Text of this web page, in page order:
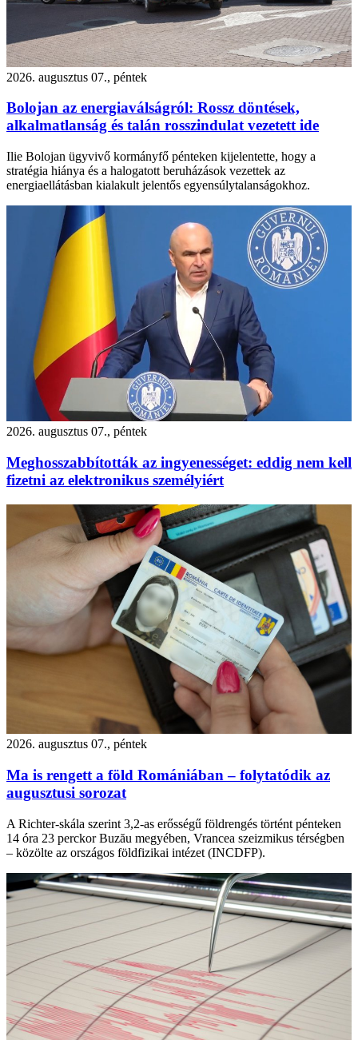
2026. augusztus 07., péntek
Bolojan az energiaválságról: Rossz döntések,
alkalmatlanság és talán rosszindulat vezetett ide
Ilie Bolojan ügyvivő kormányfő pénteken kijelentette, hogy a
stratégia hiánya és a halogatott beruházások vezettek az
energiaellátásban kialakult jelentős egyensúlytalanságokhoz.
2026. augusztus 07., péntek
Meghosszabbították az ingyenességet: eddig nem kell
fizetni az elektronikus személyiért
2026. augusztus 07., péntek
Ma is rengett a föld Romániában – folytatódik az
augusztusi sorozat
A Richter-skála szerint 3,2-as erősségű földrengés történt pénteken
14 óra 23 perckor Buzău megyében, Vrancea szeizmikus térségben
– közölte az országos földfizikai intézet (INCDFP).